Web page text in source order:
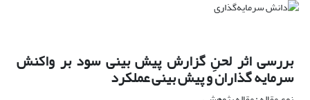
بررسی اثر لحنِ گزارش پیش بینی سود بر واکنش
سرمایه گذاران و پیش بینی عملکرد